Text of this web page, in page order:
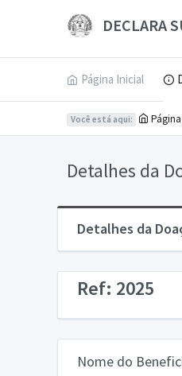
DECLARA
Página Inicial
Você está aqui:
Detalhes da
Detalhes da
Ref: 2025
Nome do